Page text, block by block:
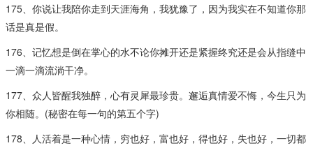
175、你说让我陪你走到天涯海角，我犹豫了，因为我实在不知道你那
话是真是假。
176、记忆想是倒在掌心的水不论你摊开还是紧握终究还是会从指缝中
一滴一滴流淌干净。
177、众人皆醒我独醉，心有灵犀最珍贵。邂逅真情爱不悔，今生只为
你相随。(秘密在每一句的第五个字)
178、人活着是一种心情，穷也好，富也好，得也好，失也好，一切都